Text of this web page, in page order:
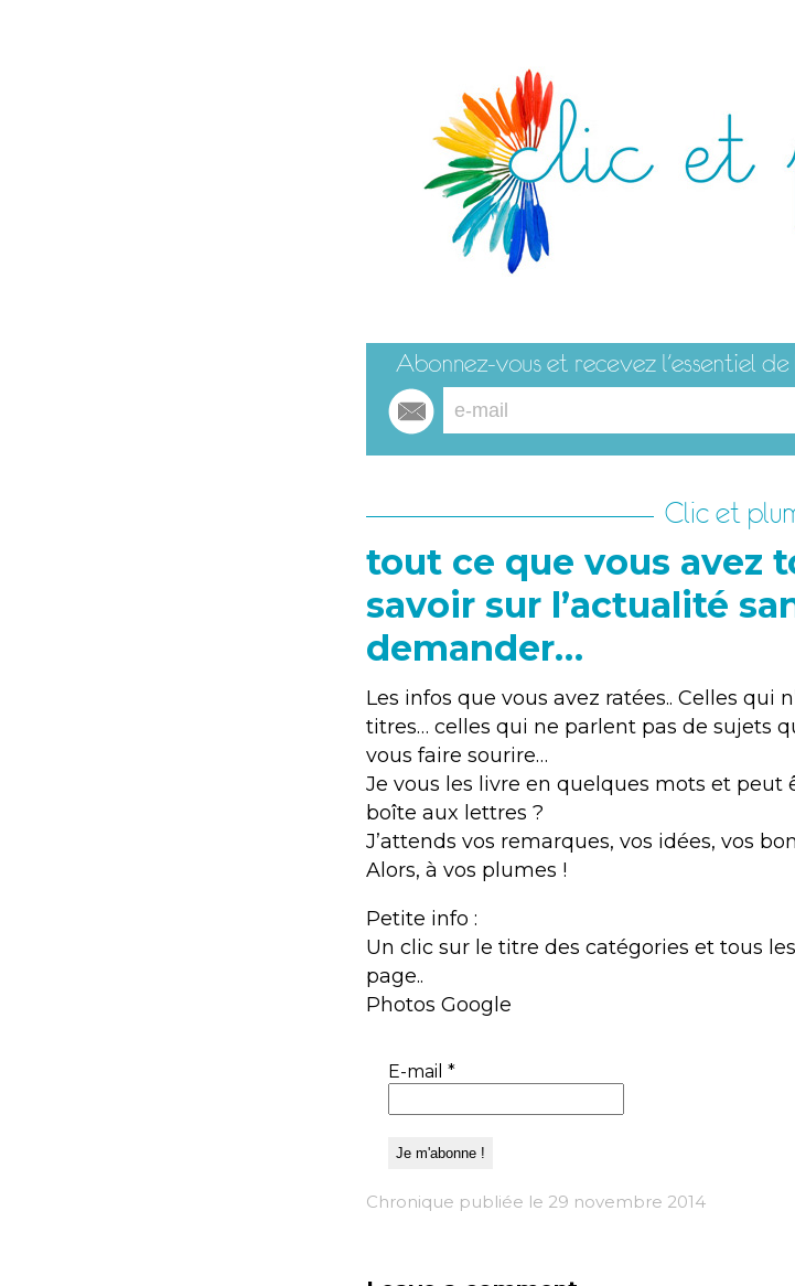
Clic et
tout ce que vous avez
savoir sur l’actualité
demander…
Les infos que vous avez ratées.. Celles qui
titres… celles qui ne parlent pas de sujets
vous faire sourire…
Je vous les livre en quelques mots et peut
boîte aux lettres ?
J’attends vos remarques, vos idées, vos
Alors, à vos plumes !
Petite info :
Un clic sur le titre des catégories et tous
page..
Photos Google
E-mail *
Chronique publiée le 29 novembre 2014